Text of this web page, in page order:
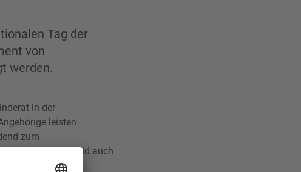
Tag der
von
werden.
in der
leisten
zum
sowie bald auch
gefeiert.